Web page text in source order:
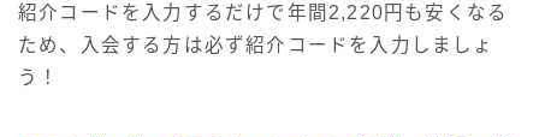
紹介コードを入力するだけで年間2,220円も安くなる
ため、入会する方は必ず紹介コードを入力しましょ
う！